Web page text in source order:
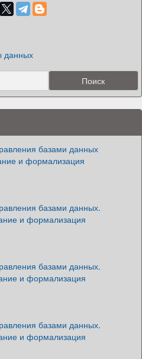
данных
базами данных
и формализация
базами данных.
и формализация
базами данных.
и формализация
базами данных.
и формализация